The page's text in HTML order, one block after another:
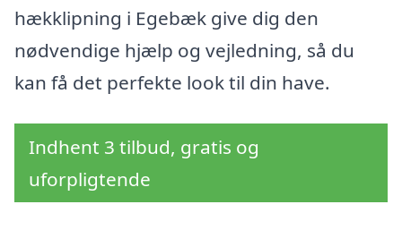
hækklipning i Egebæk give dig den
nødvendige hjælp og vejledning, så du
kan få det perfekte look til din have.
Indhent 3 tilbud, gratis og
uforpligtende